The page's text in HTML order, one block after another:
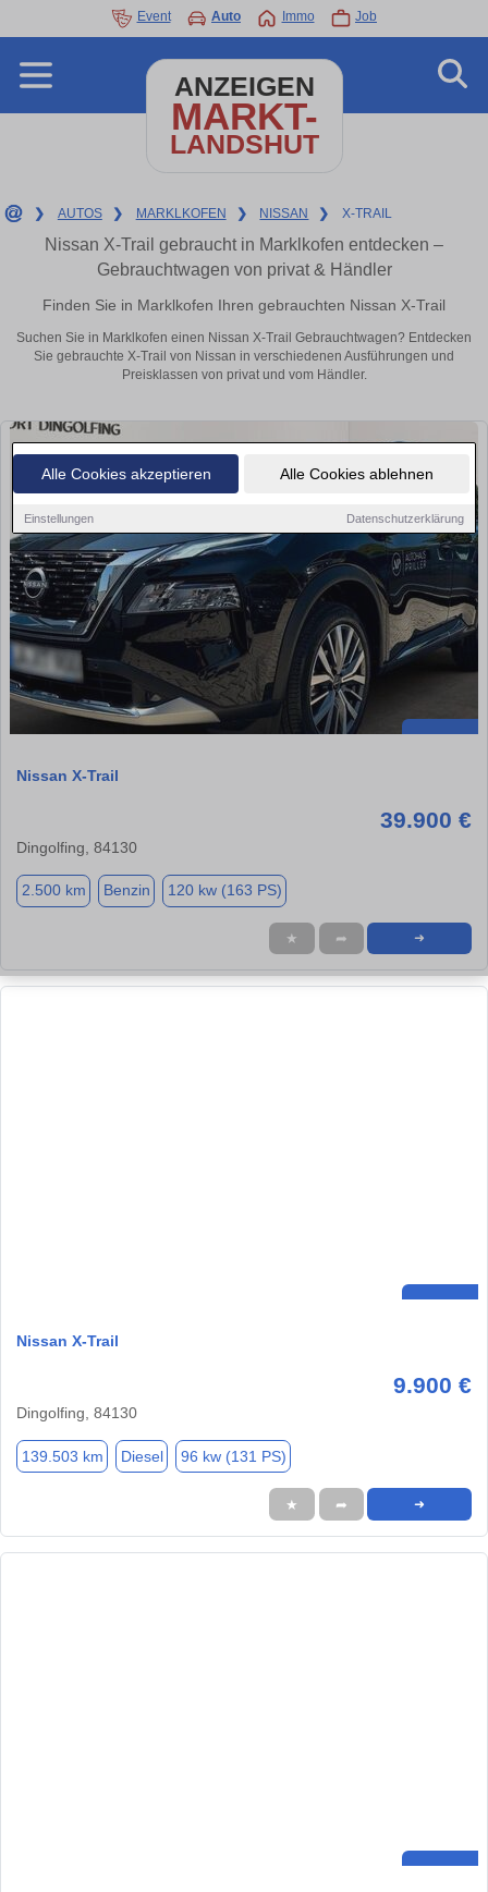
Alle Cookies akzeptieren Alle Cookies ablehnen
Einstellungen Datenschutzerklärung
Event Auto Immo Job
ANZEIGEN
MARKT-
LANDSHUT
❯ AUTOS ❯ MARKLKOFEN ❯ NISSAN ❯ X-TRAIL
Nissan X-Trail gebraucht in Marklkofen entdecken –
Gebrauchtwagen von privat & Händler
Finden Sie in Marklkofen Ihren gebrauchten Nissan X-Trail
Suchen Sie in Marklkofen einen Nissan X-Trail Gebrauchtwagen? Entdecken
Sie gebrauchte X-Trail von Nissan in verschiedenen Ausführungen und
Preisklassen von privat und vom Händler.
Nissan X-Trail
39.900 €
Dingolfing, 84130
2.500 km Benzin 120 kw (163 PS)
★ ➦ ➜
Nissan X-Trail
9.900 €
Dingolfing, 84130
139.503 km Diesel 96 kw (131 PS)
★ ➦ ➜